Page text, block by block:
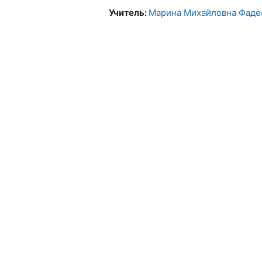
Учитель: Марина Михайловна